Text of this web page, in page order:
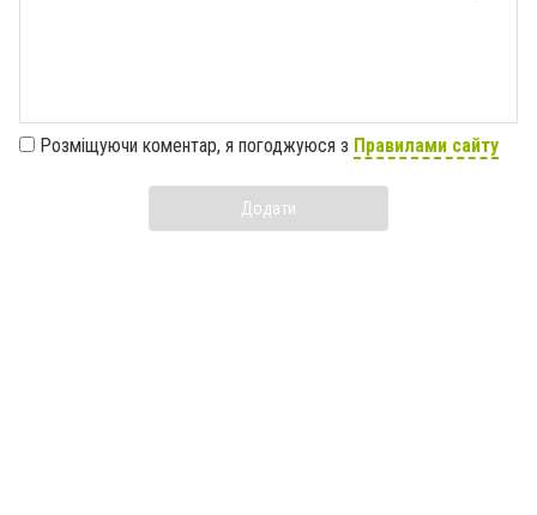
Розміщуючи коментар, я погоджуюся з Правилами сайту
Додати